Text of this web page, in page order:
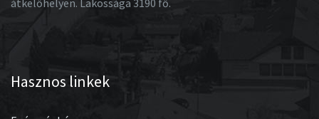
átkelőhelyen. Lakossága 3190 fő.
Hasznos linkek